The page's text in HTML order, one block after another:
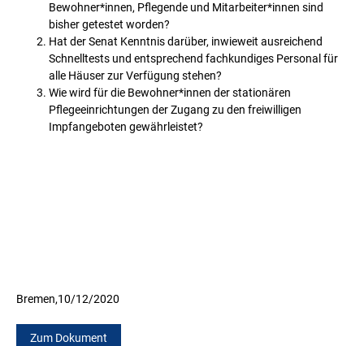
Bewohner*innen, Pflegende und Mitarbeiter*innen sind
bisher getestet worden?
Hat der Senat Kenntnis darüber, inwieweit ausreichend
Schnelltests und entsprechend fachkundiges Personal für
alle Häuser zur Verfügung stehen?
Wie wird für die Bewohner*innen der stationären
Pflegeeinrichtungen der Zugang zu den freiwilligen
Impfangeboten gewährleistet?
Bremen,10/12/2020
Zum Dokument